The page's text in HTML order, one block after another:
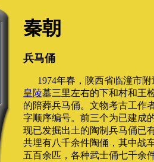
秦朝
兵马俑
1974年春，陕西省临潼市
皇陵墓三里左右的下和村和王
的陪葬兵马俑。文物考古工作
字顺序编号。前三个为已建成
现已发掘出土的陶制兵马俑已
共埋有八千余件陶俑，其中战
五百余匹，各种武士俑七千余